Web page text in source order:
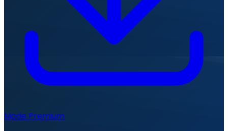
Mode Premium